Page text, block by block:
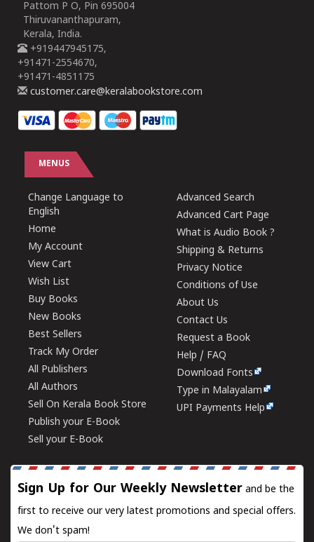
Pattom P O, Pin 695004
Thiruvananthapuram,
Kerala, India.
+919447945175,
+91471-2554670,
+91471-4851175
customer.care@keralabookstore.com
MENUS
Change Language to
English
Home
My Account
View Cart
Wish List
Buy Books
New Books
Best Sellers
Track My Order
All Publishers
All Authors
Sell On Kerala Book Store
Publish your E-Book
Sell your E-Book
Advanced Search
Advanced Cart Page
What is Audio Book ?
Shipping & Returns
Privacy Notice
Conditions of Use
About Us
Contact Us
Request a Book
Help / FAQ
Download Fonts
Type in Malayalam
UPI Payments Help
Sign Up for Our Weekly Newsletter and be the
first to receive our very latest promotions and special offers.
We don't spam!